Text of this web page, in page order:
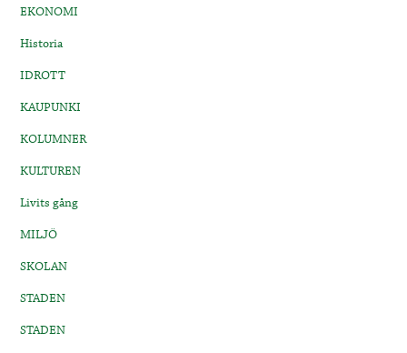
EKONOMI
Historia
IDROTT
KAUPUNKI
KOLUMNER
KULTUREN
Livits gång
MILJÖ
SKOLAN
STADEN
STADEN